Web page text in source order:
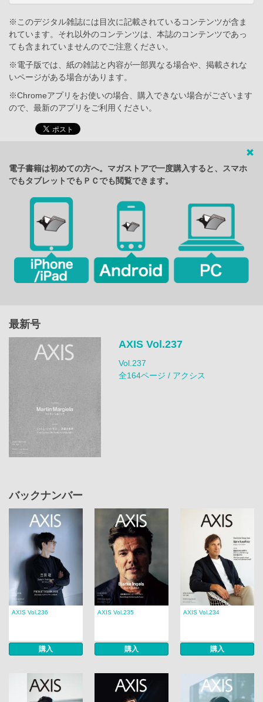
※このデジタル雑誌には目次に記載されているコンテンツが含ま
れています。それ以外のコンテンツは、本誌のコンテンツであっ
ても含まれていませんのでご注意ください。
※電子版では、紙の雑誌と内容が一部異なる場合や、掲載されな
いページがある場合があります。
※Chromeアプリをお使いの場合、購入できない場合がございます
ので、最新のアプリをご利用ください。
電子書籍は初めての方へ。マガストアで一度購入すると、スマホ
でもタブレットでもＰＣでも閲覧できます。
最新号
AXIS Vol.237
Vol.237
全164ページ / アクシス
バックナンバー
AXIS Vol.236
購入
AXIS Vol.235
購入
AXIS Vol.234
購入